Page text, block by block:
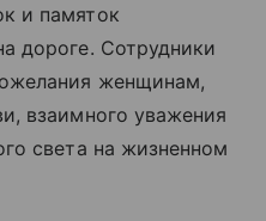
и памяток
дороге. Сотрудники
женщинам,
взаимного уважения
света на жизненном